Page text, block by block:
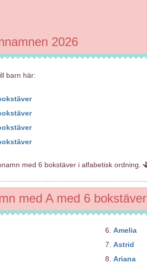
2026
barn här:
med 6 bokstäver i alfabetisk ordning.
med A med 6 bokstäver
Amelia
Astrid
Ariana